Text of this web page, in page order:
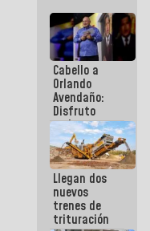
Cabello a
Orlando
Avendaño:
Disfruto
cada vez
que escribes
porque lo
que haces
es
embarrarla
Llegan dos
nuevos
trenes de
trituración